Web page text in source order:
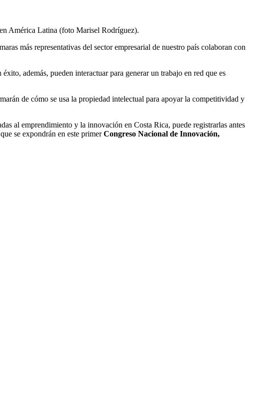
América Latina (foto Marisel Rodríguez).
más representativas del sector empresarial de nuestro país colaboran con
además, pueden interactuar para generar un trabajo en red que es
de cómo se usa la propiedad intelectual para apoyar la competitividad y
al emprendimiento y la innovación en Costa Rica, puede registrarlas antes
se expondrán en este primerCongreso Nacional de Innovación,